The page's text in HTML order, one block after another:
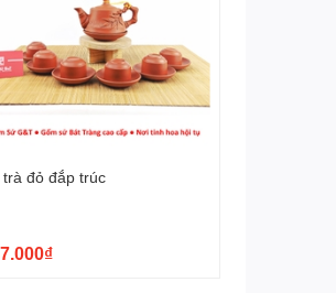
trà đỏ đắp trúc